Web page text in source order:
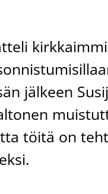
jälkeen
töitä on